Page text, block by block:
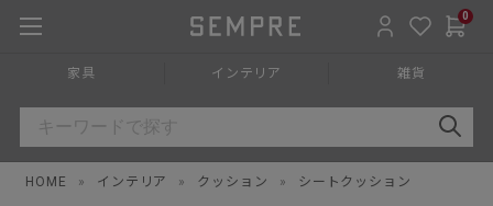
0
家具 インテリア 雑貨
HOME » インテリア » クッション » シートクッション